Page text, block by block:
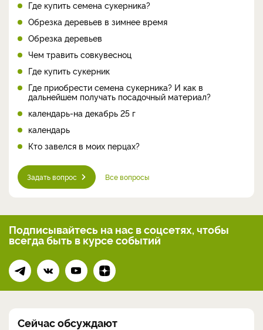
Где купить семена сукерника?
Обрезка деревьев в зимнее время
Обрезка деревьев
Чем травить совкувесноц
Где купить сукерник
Где приобрести семена сукерника? И как в
дальнейшем получать посадочный материал?
календарь-на декабрь 25 г
календарь
Кто завелся в моих перцах?
Задать вопрос Все вопросы
Подписывайтесь на нас в соцсетях, чтобы
всегдабыть в курсе событий
Сейчас обсуждают